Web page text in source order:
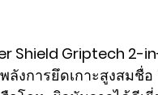
Shield Griptech 2-
ลังการยึดเกาะสูงสม